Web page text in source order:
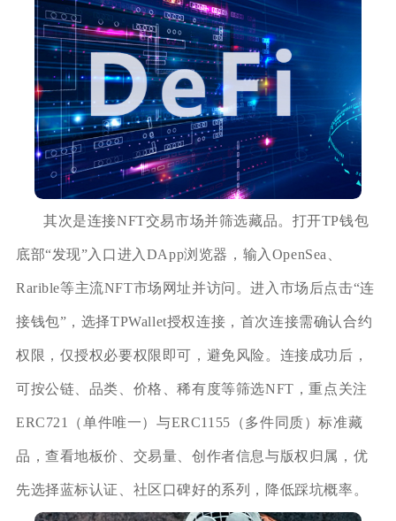
其次是连接NFT交易市场并筛选藏品。打开TP钱包
底部“发现”入口进入DApp浏览器，输入OpenSea、
Rarible等主流NFT市场网址并访问。进入市场后点击“连
接钱包”，选择TPWallet授权连接，首次连接需确认合约
权限，仅授权必要权限即可，避免风险。连接成功后，
可按公链、品类、价格、稀有度等筛选NFT，重点关注
ERC721（单件唯一）与ERC1155（多件同质）标准藏
品，查看地板价、交易量、创作者信息与版权归属，优
先选择蓝标认证、社区口碑好的系列，降低踩坑概率。